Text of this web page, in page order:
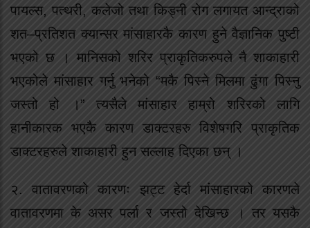
पायल्स, पत्थरी, कलेजो तथा किड्नी रोग लगायत आन्द्राको
शत–प्रतिशत क्यान्सर मांसाहारकै कारण हुने वैज्ञानिक पुष्टी
भएको छ । मानिसको शरिर प्राकृतिकरुपले नै शाकाहारी
भएकोले मांसाहार गर्नु भनेको “मकै पिस्ने मिलमा ढुंगा पिस्नु
जस्तो हो ।” त्यसैले मांसाहार हाम्रो शरिरको लागि
हानीकारक भएकै कारण डाक्टरहरु विशेषगरि प्राकृतिक
डाक्टरहरुले शाकाहारी हुन सल्लाह दिएका छन् ।
२. वातावरणको कारणः झट्ट हेर्दा मांसाहारको कारणले
वातावरणमा के असर पर्ला र जस्तो देखिन्छ । तर यसकै